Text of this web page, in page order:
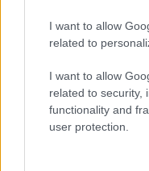
I want to allow
related to
I want to allow
related to security,
functionality and
user protection.